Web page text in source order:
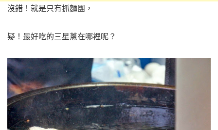
沒錯！就是只有抓麵團，
疑！最好吃的三星蔥在哪裡呢？